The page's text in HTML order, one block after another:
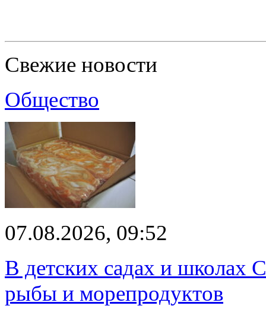
Свежие новости
Общество
07.08.2026, 09:52
В детских садах и школах
рыбы и морепродуктов